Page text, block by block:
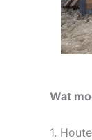
Wat
1.